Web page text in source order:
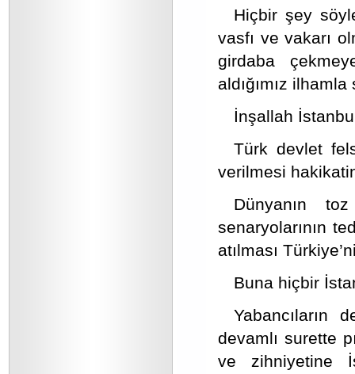
Hiçbir şey
vasfı ve vakarı
girdaba
aldığımız
İnşallah
Türk devlet
verilmesi
Dünyanın
senaryolarının
atılması
Buna hiçbir
Yabancıların
devamlı surette
ve zihniyetine